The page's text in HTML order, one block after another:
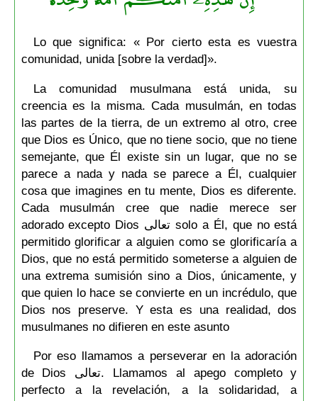
Lo que significa: « Por cierto esta es vuestra
comunidad, unida [sobre la verdad]».
La comunidad musulmana está unida, su
creencia es la misma. Cada musulmán, en todas
las partes de la tierra, de un extremo al otro, cree
que Dios es Único, que no tiene socio, que no tiene
semejante, que Él existe sin un lugar, que no se
parece a nada y nada se parece a Él, cualquier
cosa que imagines en tu mente, Dios es diferente.
Cada musulmán cree que nadie merece ser
adorado excepto Dios تعالى solo a Él, que no está
permitido glorificar a alguien como se glorificaría a
Dios, que no está permitido someterse a alguien de
una extrema sumisión sino a Dios, únicamente, y
que quien lo hace se convierte en un incrédulo, que
Dios nos preserve. Y esta es una realidad, dos
musulmanes no difieren en este asunto
Por eso llamamos a perseverar en la adoración
de Dios تعالى. Llamamos al apego completo y
perfecto a la revelación, a la solidaridad, a